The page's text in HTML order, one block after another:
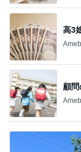
高3
顧